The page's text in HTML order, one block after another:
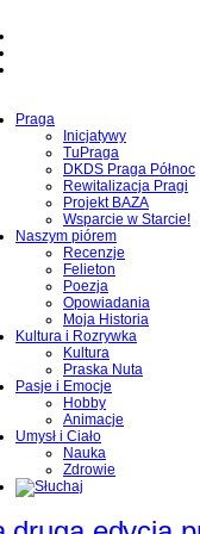
Praga
Inicjatywy
TuPraga
DKDS Praga Północ
Rewitalizacja Pragi
Projekt BAZA
Wsparcie w Starcie!
Naszym piórem
Recenzje
Felieton
Poezja
Opowiadania
Moja Historia
Kultura i Rozrywka
Kultura
Praska Nuta
Pasje i Emocje
Hobby
Animacje
Umysł i Ciało
Nauka
Zdrowie